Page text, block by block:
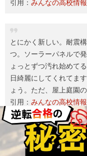
引用： みんなの高校情報
とにかく新しい。耐震
つ。ソーラーパネルで
ょっとずつ汚れ始めて
日綺麗にしてくれてま
ょう。ただ、屋上庭園の
引用： みんなの高校情報
施設・設備について
に建てられた新校舎